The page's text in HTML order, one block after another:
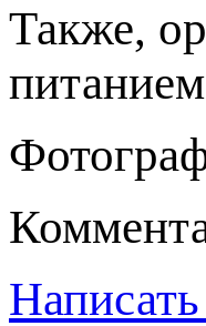
Также,